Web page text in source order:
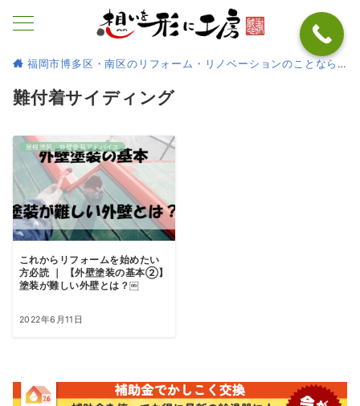
福岡市博多区・南区のリフォーム・リノベーションのことなら
難付着サイディング
屋根塗装、外壁塗装アドバイス
これからリフォームを始めたい
方必読 ｜ 【外壁塗装の基本②】
塗装が難しい外壁とは？￼
2022年6月11日